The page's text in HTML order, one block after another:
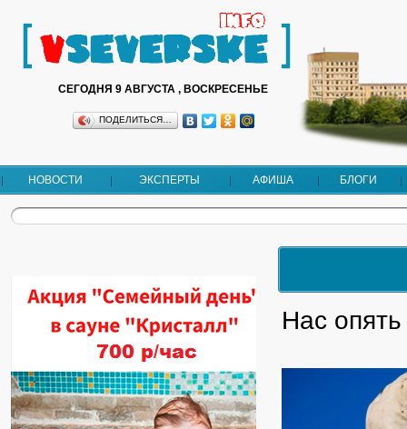
СЕГОДНЯ 9 АВГУСТА , ВОСКРЕСЕНЬЕ
ПОДЕЛИТЬСЯ…
НОВОСТИ ЭКСПЕРТЫ АФИША БЛОГИ
Нас